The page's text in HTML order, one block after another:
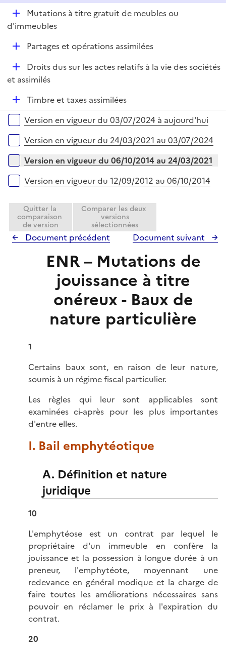
D
é
r
Mutations à titre gratuit de meubles ou
d'immeubles
D
l
r
Partages et opérations assimilées
D
é
e
r
Droits dus sur les actes relatifs à la vie des sociétés
et assimilés
D
é
p
e
Timbre et taxes assimilées
Versions sur la période
Version en vigueur du 03/07/2024 à aujourd'hui
Version en vigueur du 24/03/2021 au 03/07/2024
Version en vigueur du 06/10/2014 au 24/03/2021
Version en vigueur du 12/09/2012 au 06/10/2014
Quitter la
comparaison
de version
Comparer les deux
versions
sélectionnées
Document précédent Document suivant
ENR – Mutations de
jouissance à titre
onéreux - Baux de
nature particulière
1
Certains baux sont, en raison de leur nature,
soumis à un régime fiscal particulier.
Les règles qui leur sont applicables sont
examinées ci-après pour les plus importantes
d'entre elles.
I. Bail emphytéotique
A. Définition et nature
juridique
10
L'emphytéose est un contrat par lequel le
propriétaire d'un immeuble en confère la
jouissance et la possession à longue durée à un
preneur, l'emphytéote, moyennant une
redevance en général modique et la charge de
faire toutes les améliorations nécessaires sans
pouvoir en réclamer le prix à l'expiration du
contrat.
20